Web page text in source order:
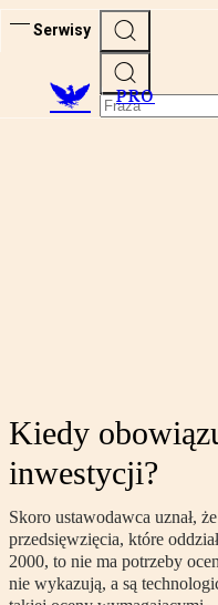
Serwisy
PRO
Kiedy
inwestycji?
Skoro ustawodawca uznał,
przedsięwzięcia, które
2000, to nie ma potrzeby
nie wykazują, a są